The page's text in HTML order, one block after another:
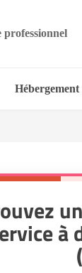
professionnel
à